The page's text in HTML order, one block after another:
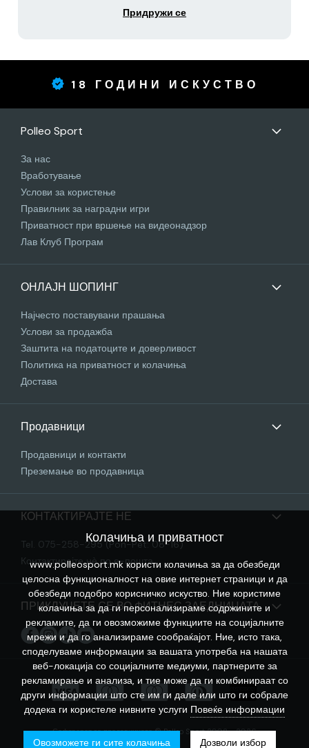
Придружи се
18 ГОДИНИ ИСКУСТВО
Polleo Sport
За нас
Вработување
Услови за користење
Правилник за наградни игри
Приватност при вршење на видеонадзор
Лав Клуб Програм
ОНЛАЈН ШОПИНГ
Најчесто поставувани прашања
Услови за продажба
Заштита на податоците и доверливост
Политика на приватност и колачиња
Достава
Продавници
Продавници и контакти
Преземање во продавница
КОНТАКТИРАЈТЕ НЕ
Tel. 075-258-295 (Pon-Pet: 08-16)
Контактирајте нѐ по е-пошта
ПРИКЛУЧЕТЕ СЕ ВО ФИТНЕС ЗАЕДНИЦАТА
Софтверот за продавницата © Polleo Sport 2008 - 2026
Колачиња и приватност
www.polleosport.mk користи колачиња за да обезбеди
целосна функционалност на овие интернет страници и да
обезбеди подобро корисничко искуство. Ние користиме
колачиња за да ги персонализираме содржините и
рекламите, да ги овозможиме функциите на социјалните
мрежи и да го анализираме сообраќајот. Ние, исто така,
споделуваме информации за вашата употреба на нашата
веб-локација со социјалните медиуми, партнерите за
рекламирање и анализа, и тие може да ги комбинираат со
други информации што сте им ги дале или што ги собрале
додека ги користеле нивните услуги Повеќе информации
Овозможете ги сите колачиња Дозволи избор